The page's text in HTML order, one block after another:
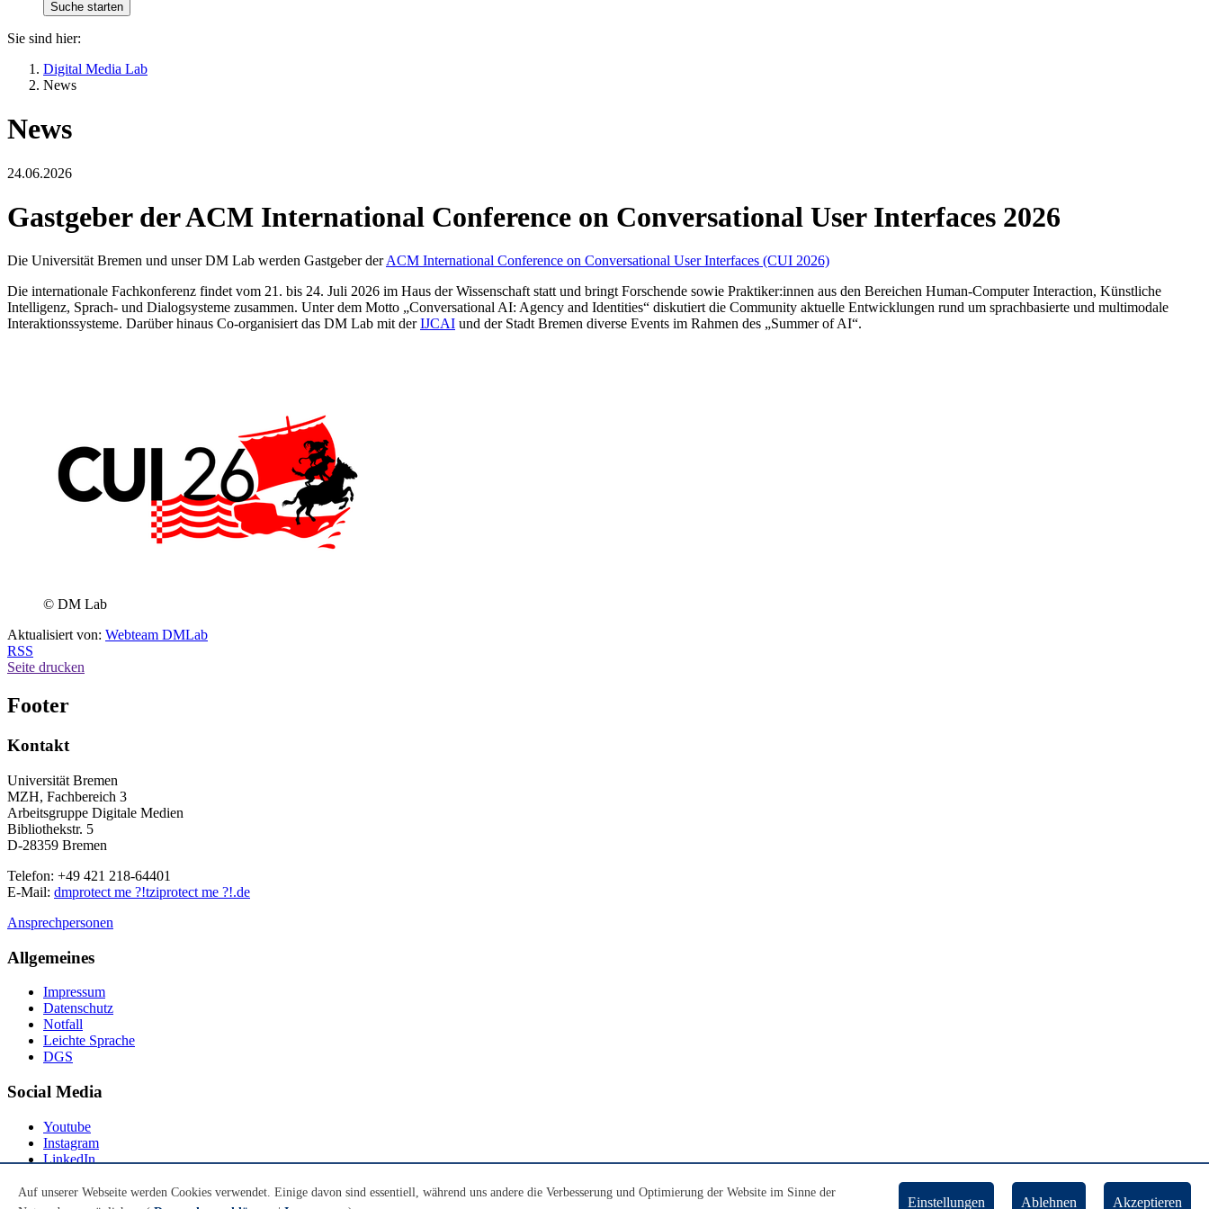
Sie sind hier:
Digital Media Lab
News
News
24.06.2026
Gastgeber der ACM International Conference on Conversational User Interfaces 2026
Die Universität Bremen und unser DM Lab werden Gastgeber derACM International Conference on Conversational User Interfaces (CUI 2026)
Die internationale Fachkonferenz findet vom 21. bis 24. Juli 2026 im Haus der Wissenschaft statt und bringt Forschende sowie Praktiker:innen aus den Bereichen Human-Computer Interaction, Künstliche
Intelligenz, Sprach- und Dialogsysteme zusammen. Unter dem Motto „Conversational AI: Agency and Identities“ diskutiert die Community aktuelle Entwicklungen rund um sprachbasierte und multimodale
Interaktionssysteme. Darüber hinaus Co-organisiert das DM Lab mit derIJCAI und der Stadt Bremen diverse Events im Rahmen des „Summer of AI“.
© DM Lab
Aktualisiert von: Webteam DMLab
RSS
Seite drucken
Footer
Kontakt
Universität Bremen
MZH, Fachbereich 3
Arbeitsgruppe Digitale Medien
Bibliothekstr. 5
D-28359 Bremen
Telefon: +49 421 218-64401
E-Mail: dmprotect me ?!tziprotect me ?!.de
Ansprechpersonen
Allgemeines
Impressum
Datenschutz
Notfall
Leichte Sprache
DGS
Social Media
Youtube
Instagram
LinkedIn
© Universität Bremen 2026
Auf unserer Webseite werden Cookies verwendet. Einige davon sind essentiell, während uns andere die Verbesserung und Optimierung der Website im Sinne der
Einstellungen Ablehnen Akzeptieren